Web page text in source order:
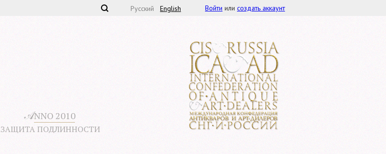
𝒜NNO 2010
ЗАЩИТА ПОДЛИННОСТИ
Войти или создать аккаунт
Русский English